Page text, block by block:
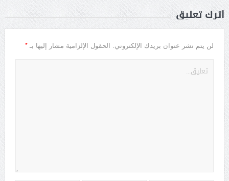
أترك تعليق
لن يتم نشر عنوان بريدك الإلكتروني. الحقول الإلزامية مشار إليها بـ *